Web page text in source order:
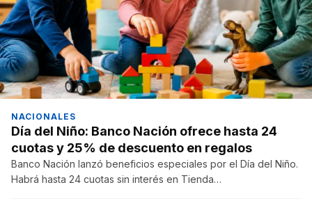
NACIONALES
Día del Niño: Banco Nación ofrece hasta 24
cuotas y 25% de descuento en regalos
Banco Nación lanzó beneficios especiales por el Día del Niño.
Habrá hasta 24 cuotas sin interés en Tienda…